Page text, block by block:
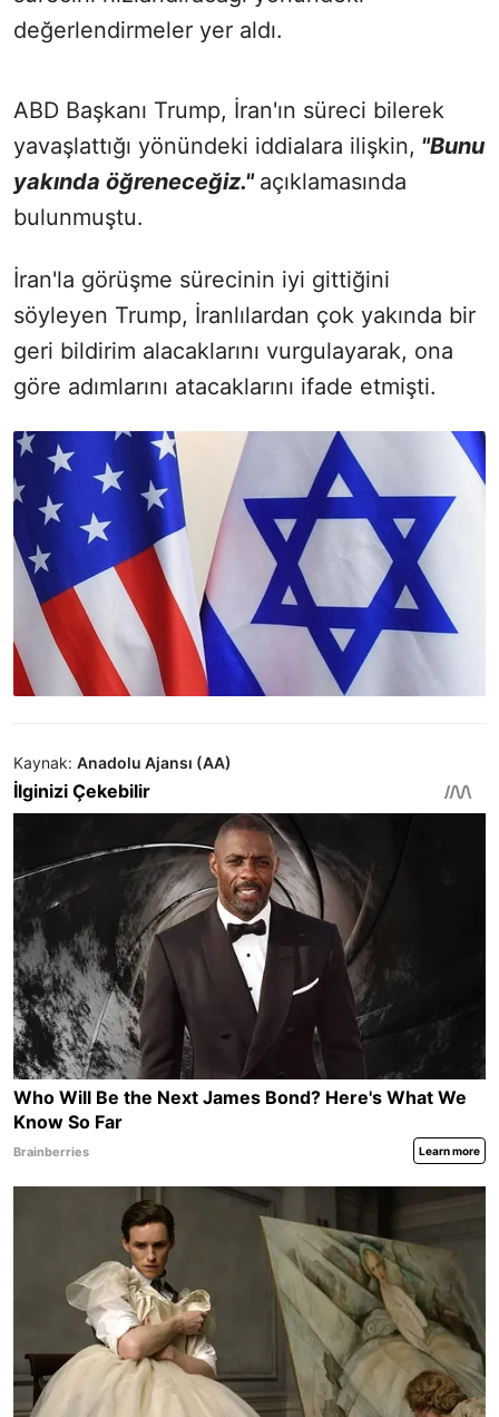
değerlendirmeler yer aldı.
ABD Başkanı Trump, İran'ın süreci bilerek
yavaşlattığı yönündeki iddialara ilişkin, "Bunu
yakında öğreneceğiz." açıklamasında
bulunmuştu.
İran'la görüşme sürecinin iyi gittiğini
söyleyen Trump, İranlılardan çok yakında bir
geri bildirim alacaklarını vurgulayarak, ona
göre adımlarını atacaklarını ifade etmişti.
Kaynak: Anadolu Ajansı (AA)